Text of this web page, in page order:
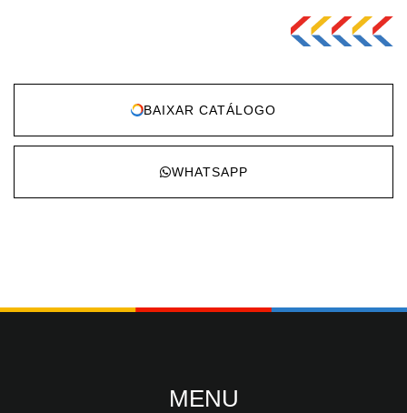
BAIXAR CATÁLOGO
WHATSAPP
MENU